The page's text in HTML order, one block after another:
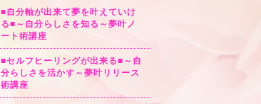
■自分軸が出来て夢を叶えていけ
る■～自分らしさを知る～夢叶ノ
ート術講座
■セルフヒーリングが出来る■～自
分らしさを活かす～夢叶リリース
術講座